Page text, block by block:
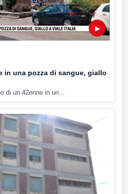
▶
in una pozza di sangue, giallo
di un 42enne in un...